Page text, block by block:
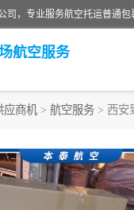
航空服务
应商机 > 航空服务 > 西安